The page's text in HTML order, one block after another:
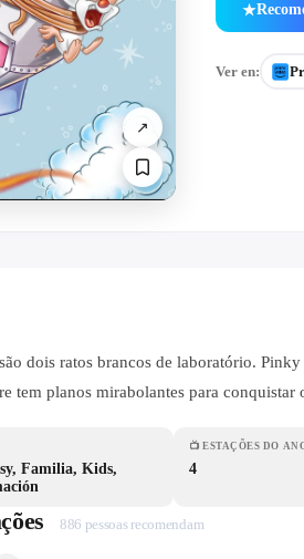
↗
★
Ver en:
dois ratos brancos de laboratório.
tem planos mirabolantes para
Familia, Kids,
📺 ESTAÇÕES DO
4
886 pessoas recomendam